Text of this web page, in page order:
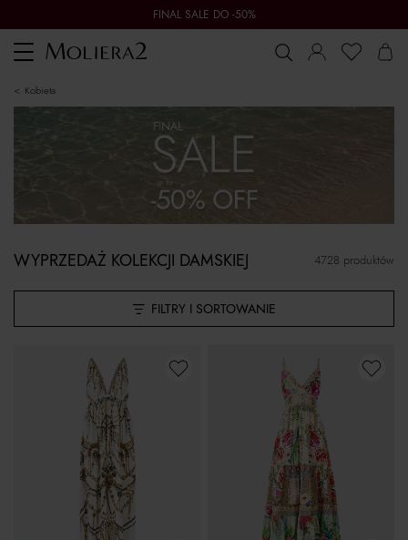
FINAL SALE DO -50%
Toggle
navigation
kobieta
FILTRY I SORTOWANIE
4728 produktów
WYPRZEDAŻ KOLEKCJI DAMSKIEJ